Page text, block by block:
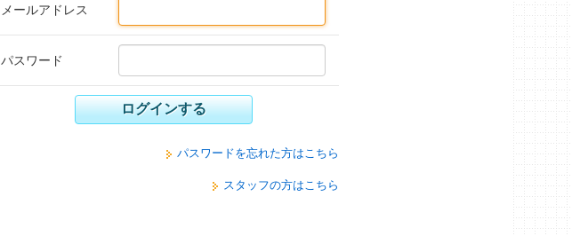
メールアドレス
パスワード
ログインする
パスワードを忘れた方はこちら
スタッフの方はこちら